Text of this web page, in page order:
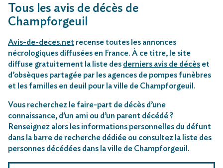
Tous les avis de décès de
Champforgeuil
Avis-de-deces.net recense toutes les annonces
nécrologiques diffusées en France. À ce titre, le site
diffuse gratuitement la liste des derniers avis de décès et
d’obsèques partagée par les agences de pompes funèbres
et les familles en deuil pour la ville de Champforgeuil.
Vous recherchez le faire-part de décès d’une
connaissance, d’un ami ou d’un parent décédé ?
Renseignez alors les informations personnelles du défunt
dans la barre de recherche dédiée ou consultez la liste des
personnes décédées dans la ville de Champforgeuil.